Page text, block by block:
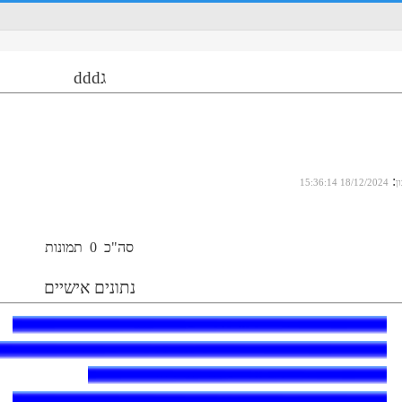
גddd
:
18/12/2024 15:36:14
סה"כ 0 תמונות
נתונים אישיים